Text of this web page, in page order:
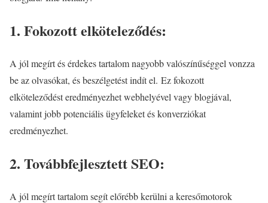
1. Fokozott elköteleződés:
A jól megírt és érdekes tartalom nagyobb valószínűséggel vonzza
be az olvasókat, és beszélgetést indít el. Ez fokozott
elköteleződést eredményezhet webhelyével vagy blogjával,
valamint jobb potenciális ügyfeleket és konverziókat
eredményezhet.
2. Továbbfejlesztett SEO:
A jól megírt tartalom segít előrébb kerülni a keresőmotorok